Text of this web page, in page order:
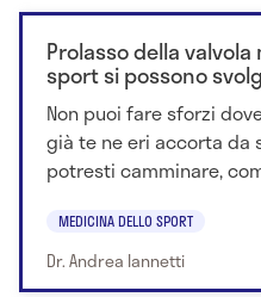
Prolasso della
sport si possono
Non puoi fare sforzi
già te ne eri accorta da
potresti camminare,
MEDICINA DELLO SPORT
Dr. Andrea Iannetti